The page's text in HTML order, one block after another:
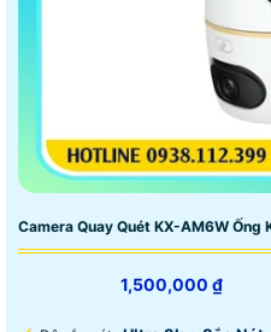
Camera Quay Quét KX-AM6W Ống
1,500,000 ₫